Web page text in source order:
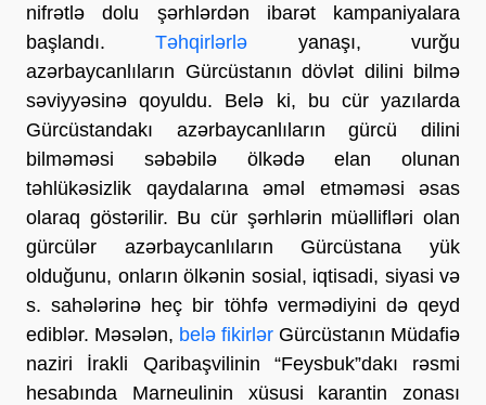
nifrətlə dolu şərhlərdən ibarət kampaniyalara
başlandı.Təhqirlərlə yanaşı, vurğu
azərbaycanlıların Gürcüstanın dövlət dilini bilmə
səviyyəsinə qoyuldu. Belə ki, bu cür yazılarda
Gürcüstandakı azərbaycanlıların gürcü dilini
bilməməsi səbəbilə ölkədə elan olunan
təhlükəsizlik qaydalarına əməl etməməsi əsas
olaraq göstərilir. Bu cür şərhlərin müəllifləri olan
gürcülər azərbaycanlıların Gürcüstana yük
olduğunu, onların ölkənin sosial, iqtisadi, siyasi və
s. sahələrinə heç bir töhfə vermədiyini də qeyd
ediblər. Məsələn, belə fikirlər Gürcüstanın Müdafiə
naziri İrakli Qaribaşvilinin “Feysbuk”dakı rəsmi
hesabında Marneulinin xüsusi karantin zonası